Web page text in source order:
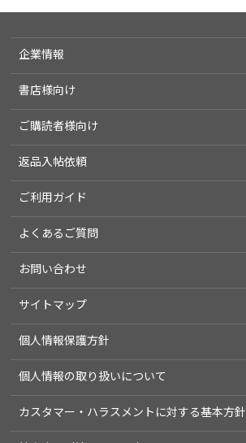
企業情報
書店様向け
ご購読者様向け
返品入帖依頼
ご利用ガイド
よくあるご質問
お問い合わせ
サイトマップ
個人情報保護方針
個人情報の取り扱いについて
カスタマー・ハラスメントに対する基本方針